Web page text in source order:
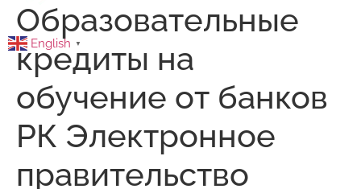
English ▼
Образовательные
кредиты на
обучение от банков
РК Электронное
правительство